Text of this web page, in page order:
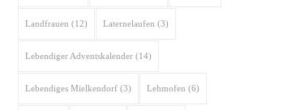
Landfrauen (12) Laternelaufen (3)
Lebendiger Adventskalender (14)
Lebendiges Mielkendorf (3) Lehmofen (6)